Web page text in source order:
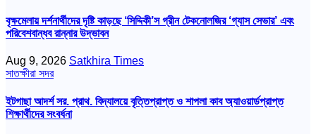
বৃক্ষমেলায় দর্শনার্থীদের দৃষ্টি কাড়ছে ‘সিদ্দিকী’স গ্রীন টেকনোলজির ‘গ্যাস সেভার’ এবং
পরিবেশবান্ধব রান্নার উদ্ভাবন
Aug 9, 2026 Satkhira Times
সাতক্ষীরা সদর
ইটগাছা আদর্শ সর. প্রাথ. বিদ্যালয়ে বৃত্তিপ্রাপ্ত ও শাপলা কাব অ্যাওয়ার্ডপ্রাপ্ত
শিক্ষার্থীদের সংবর্ধনা